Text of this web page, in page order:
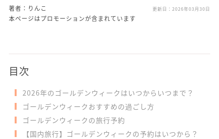
著者：りんこ 更新日： 2026年03月30日
本ページはプロモーションが含まれています
目次
2026年のゴールデンウィークはいつからいつまで？
ゴールデンウィークおすすめの過ごし方
ゴールデンウィークの旅行予約
【国内旅行】ゴールデンウィークの予約はいつから？